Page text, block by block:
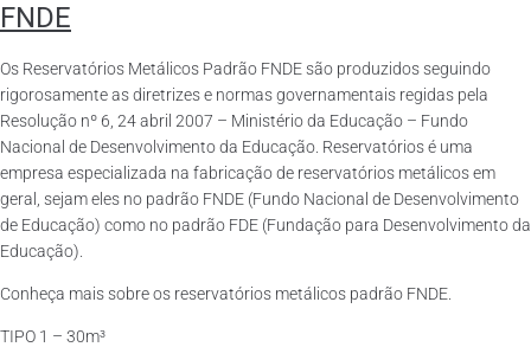
FNDE
Os Reservatórios Metálicos Padrão FNDE são produzidos seguindo
rigorosamente as diretrizes e normas governamentais regidas pela
Resolução nº 6, 24 abril 2007 – Ministério da Educação – Fundo
Nacional de Desenvolvimento da Educação. Reservatórios é uma
empresa especializada na fabricação de reservatórios metálicos em
geral, sejam eles no padrão FNDE (Fundo Nacional de Desenvolvimento
de Educação) como no padrão FDE (Fundação para Desenvolvimento da
Educação).
Conheça mais sobre os reservatórios metálicos padrão FNDE.
TIPO 1 – 30m³